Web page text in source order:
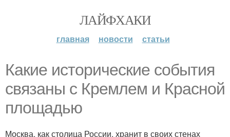
ЛАЙФХАКИ
главная новости статьи
Какие исторические события
связаны с Кремлем и Красной
площадью
Москва, как столица России, хранит в своих стенах